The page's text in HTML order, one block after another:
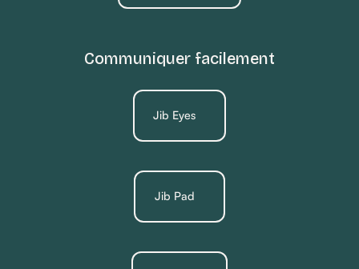
Communiquer facilement
Jib Eyes
Jib Pad